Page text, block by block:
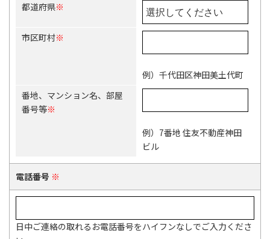
都道府県※
市区町村※
例）千代田区神田美土代町
番地、マンション名、部屋
番号等※
例）7番地 住友不動産神田
ビル
電話番号 ※
日中ご連絡の取れるお電話番号をハイフンなしでご入力くださ